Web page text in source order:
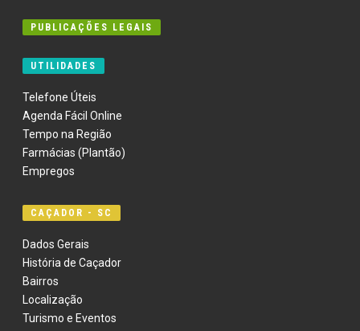
PUBLICAÇÕES LEGAIS
UTILIDADES
Telefone Úteis
Agenda Fácil Online
Tempo na Região
Farmácias (Plantão)
Empregos
CAÇADOR - SC
Dados Gerais
História de Caçador
Bairros
Localização
Turismo e Eventos